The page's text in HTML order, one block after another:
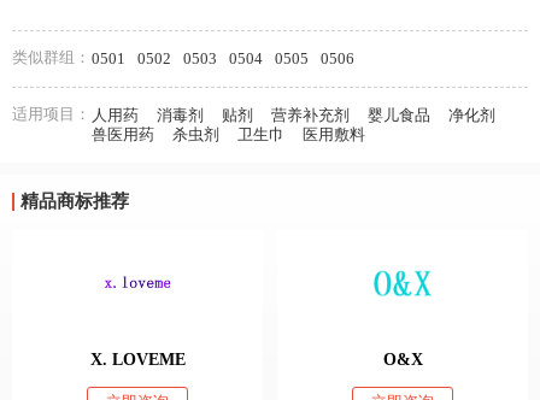
类似群组： 0501 0502 0503 0504 0505 0506
适用项目： 人用药 消毒剂 贴剂 营养补充剂 婴儿食品
净化剂
兽医用药
杀虫剂 卫生巾 医用敷料
精品商标推荐
X. LOVEME O&X